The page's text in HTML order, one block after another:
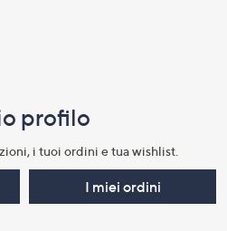
profilo​
i tuoi ordini e tua wishlist.​
I miei ordini